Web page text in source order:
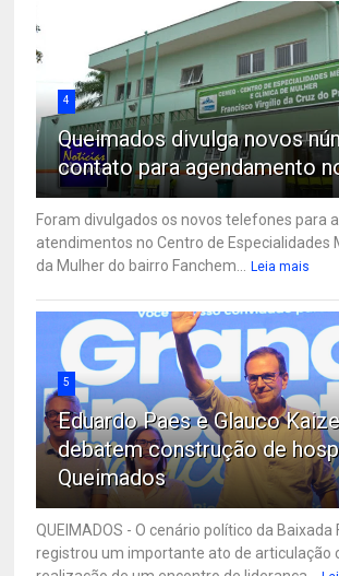
4
Queimados divulga novos
contato para agendamento
Foram divulgados os novos telefones para
atendimentos no Centro de Especialidades
da Mulher do bairro Fanchem...
Leia mais
5
Eduardo Paes e Glauco
debatem construção de
Queimados
QUEIMADOS - O cenário político da Baixada
registrou um importante ato de articulação